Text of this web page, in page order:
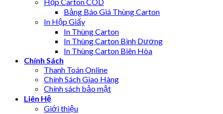
Bảng Báo Giá Thùng Carton
In Hộp Giấy
In Thùng Carton
In Thùng Carton Bình Dương
In Thùng Carton Biên Hòa
Chính Sách
Thanh Toán Online
Chính Sách Giao Hàng
Chính sách bảo mật
Liên Hệ
Giới thiệu